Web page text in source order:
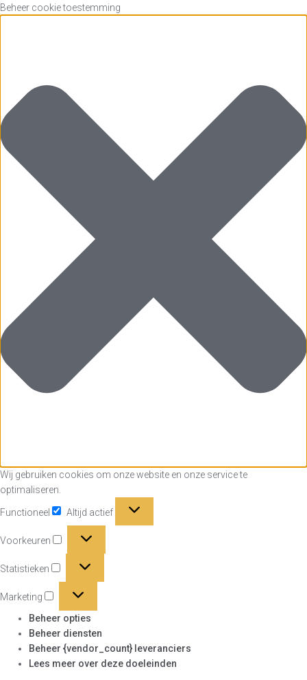
Beheer cookie toestemming
Wij gebruiken cookies om onze website en onze service te
optimaliseren.
Functioneel Altijd actief
Voorkeuren
Statistieken
Marketing
Marketing
Beheer opties
Beheer diensten
Beheer {vendor_count} leveranciers
Lees meer over deze doeleinden